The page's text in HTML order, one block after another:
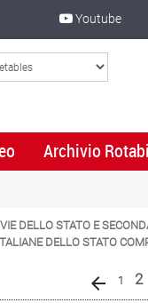
Youtube
Archivio
DELLO STATO E
DELLO STATO
1 2